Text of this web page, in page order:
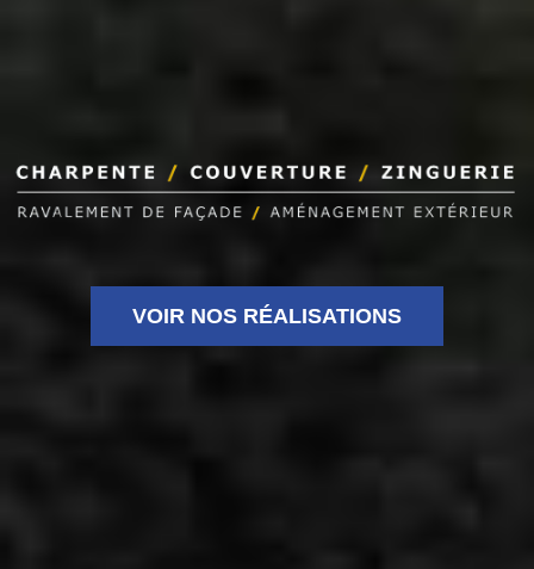
VOIR NOS RÉALISATIONS